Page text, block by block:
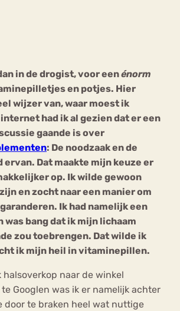
in de drogist, voor eenénorm
en potjes. Hier
wijzer van, waar moest ik
had ik al gezien dat er een
gaande is over
: De noodzaak en de
ervan. Dat maakte mijn keuze er
op. Ik wilde gewoon
zijn en zocht naar een manier om
Ik had namelijk een
bang dat ik mijn lichaam
zou toebrengen. Dat wilde ik
ik mijn heil in vitaminepillen.
halsoverkop naar de winkel
Googlen was ik er namelijk achter
door te braken heel wat nuttige
Forum
Piekeren Sport
Trauma
Afvallen Angst